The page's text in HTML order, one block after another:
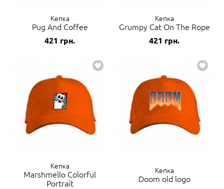
Кепка
Pug And Coffee
421 грн.
Кепка
Grumpy Cat On The Rope
421 грн.
Кепка
Marshmello Colorful
Portrait
Кепка
Doom old logo